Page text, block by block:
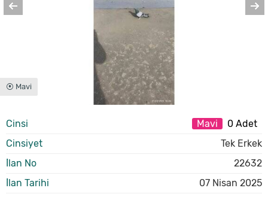
⦿ Mavi
Cinsi Mavi
0 Adet
Cinsiyet
Tek Erkek
İlan No
22632
İlan Tarihi
07 Nisan 2025